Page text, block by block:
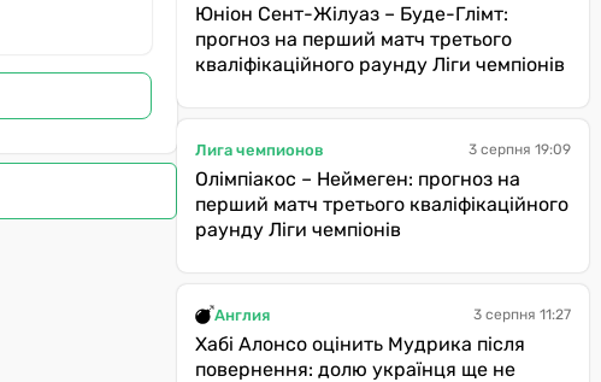
Юніон Сент-Жілуаз – Буде-Глімт:
прогноз на перший матч третього
кваліфікаційного раунду Ліги чемпіонів
Лига чемпионов 3 серпня 19:09
Олімпіакос – Неймеген: прогноз на
перший матч третього кваліфікаційного
раунду Ліги чемпіонів
Англия 3 серпня 11:27
Хабі Алонсо оцінить Мудрика після
повернення: долю українця ще не